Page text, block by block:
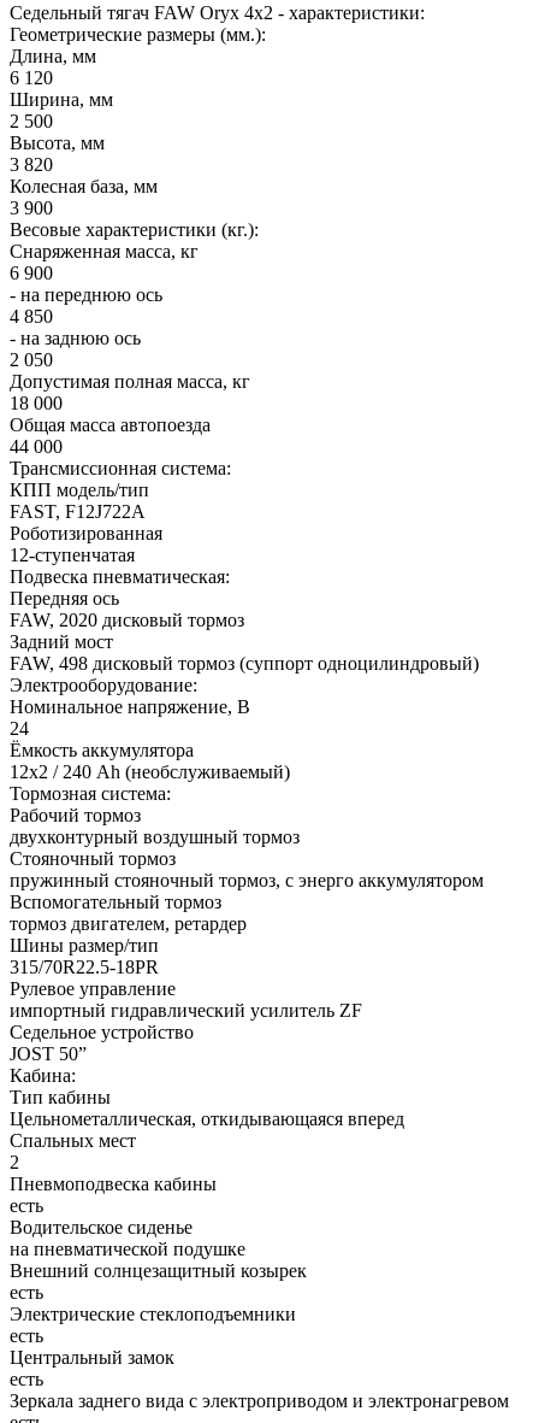
Седельный тягач FAW Oryx 4х2 - характеристики:
Геометрические размеры (мм.):
Длина, мм
6 120
Ширина, мм
2 500
Высота, мм
3 820
Колесная база, мм
3 900
Весовые характеристики (кг.):
Снаряженная масса, кг
6 900
- на переднюю ось
4 850
- на заднюю ось
2 050
Допустимая полная масса, кг
18 000
Общая масса автопоезда
44 000
Трансмиссионная система:
КПП модель/тип
FAST, F12J722A
Роботизированная
12-ступенчатая
Подвеска пневматическая:
Передняя ось
FAW, 2020 дисковый тормоз
Задний мост
FAW, 498 дисковый тормоз (суппорт одноцилиндровый)
Электрооборудование:
Номинальное напряжение, В
24
Ёмкость аккумулятора
12х2 / 240 Ah (необслуживаемый)
Тормозная система:
Рабочий тормоз
двухконтурный воздушный тормоз
Стояночный тормоз
пружинный стояночный тормоз, с энерго аккумулятором
Вспомогательный тормоз
тормоз двигателем, ретардер
Шины размер/тип
315/70R22.5-18PR
Рулевое управление
импортный гидравлический усилитель ZF
Седельное устройство
JOST 50”
Кабина:
Тип кабины
Цельнометаллическая, откидывающаяся вперед
Спальных мест
2
Пневмоподвеска кабины
есть
Водительское сиденье
на пневматической подушке
Внешний солнцезащитный козырек
есть
Электрические стеклоподъемники
есть
Центральный замок
есть
Зеркала заднего вида с электроприводом и электронагревом